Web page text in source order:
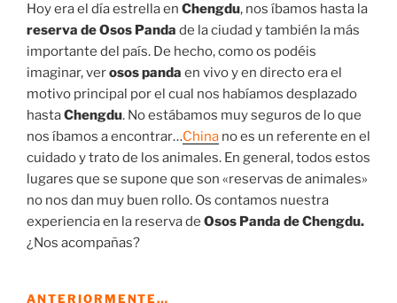
Hoy era el día estrella en Chengdu, nos íbamos hasta la
reserva de Osos Panda de la ciudad y también la más
importante del país. De hecho, como os podéis
imaginar, verosos panda en vivo y en directo era el
motivo principal por el cual nos habíamos desplazado
hastaChengdu. No estábamos muy seguros de lo que
nos íbamos a encontrar…China no es un referente en el
cuidado y trato de los animales. En general, todos estos
lugares que se supone que son «reservas de animales»
no nos dan muy buen rollo. Os contamos nuestra
experiencia en la reserva de Osos Panda de Chengdu.
¿Nos acompañas?
ANTERIORMENTE…